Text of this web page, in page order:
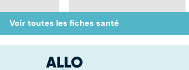
sur les
Inflammation des
amygdales : que faire
Voir toutes les fiches santé